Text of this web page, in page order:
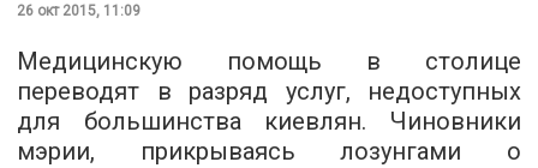
26 окт 2015, 11:09
Медицинскую помощь в столице
переводят в разряд услуг, недоступных
для большинства киевлян. Чиновники
мэрии, прикрываясь лозунгами о